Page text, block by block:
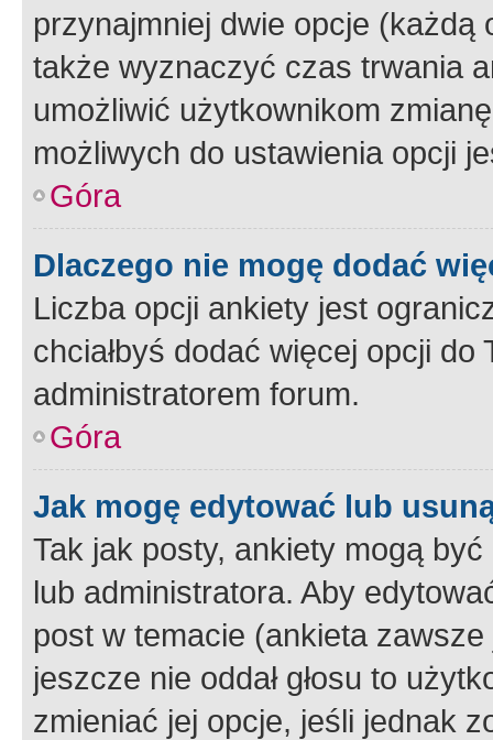
przynajmniej dwie opcje
także wyznaczyć czas trwania
umożliwić użytkownikom
możliwych do ustawienia opcji
Góra
Dlaczego nie mogę dodać
Liczba opcji ankiety jest
chciałbyś dodać więcej opcji
administratorem forum.
Góra
Jak mogę edytować lub
Tak jak posty, ankiety mogą
lub administratora. Aby
post w temacie (ankieta
jeszcze nie oddał głosu to
zmieniać jej opcje, jeśli jednak